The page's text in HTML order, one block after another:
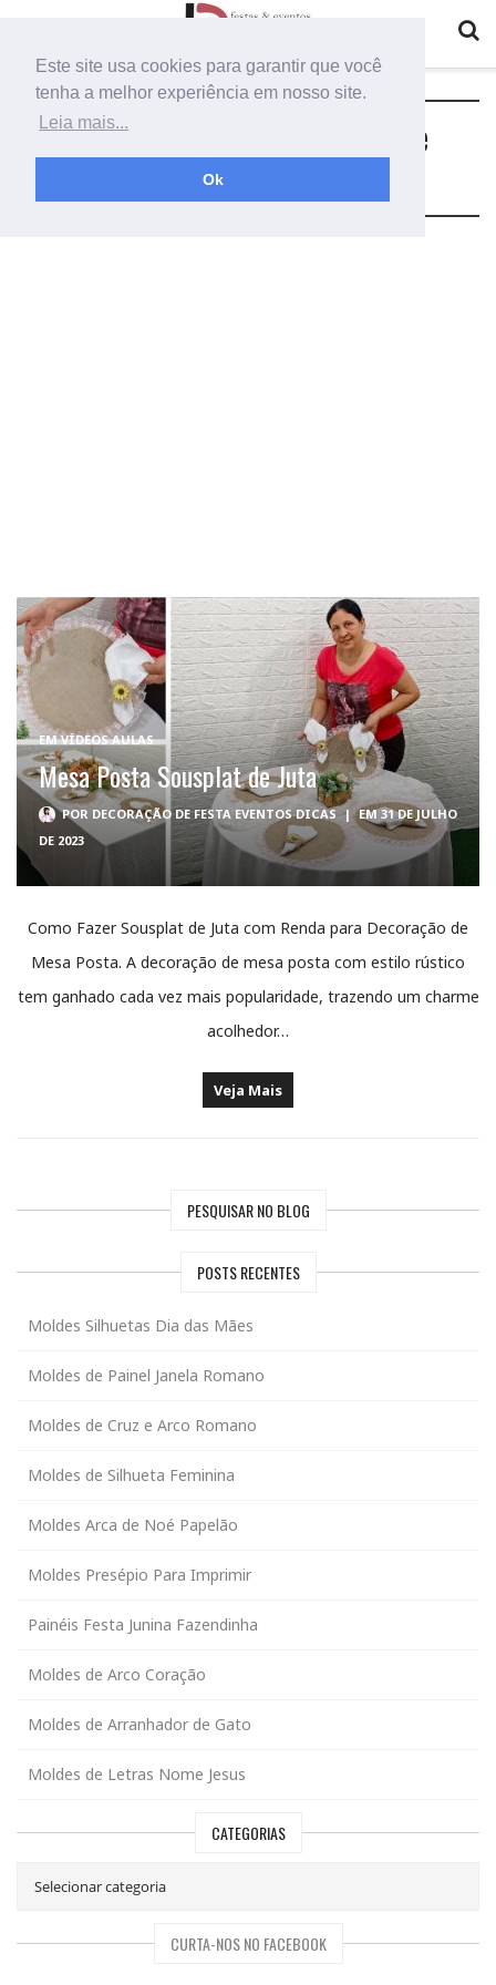
Este site usa cookies para garantir que você
tenha a melhor experiência em nosso site.
Leia mais...
Ok
Tag:como fazer uma decoração de
EMVÍDEOS AULAS
Mesa Posta Sousplat de Juta
POR DECORAÇÃO DE FESTA EVENTOS DICAS | EM 31 DE JULHO
DE 2023
Como Fazer Sousplat de Juta com Renda para Decoração de
Mesa Posta. A decoração de mesa posta com estilo rústico
tem ganhado cada vez mais popularidade, trazendo um charme
acolhedor…
Veja Mais
PESQUISAR NO BLOG
POSTS RECENTES
Moldes Silhuetas Dia das Mães
Moldes de Painel Janela Romano
Moldes de Cruz e Arco Romano
Moldes de Silhueta Feminina
Moldes Arca de Noé Papelão
Moldes Presépio Para Imprimir
Painéis Festa Junina Fazendinha
Moldes de Arco Coração
Moldes de Arranhador de Gato
Moldes de Letras Nome Jesus
CATEGORIAS
CURTA-NOS NO FACEBOOK